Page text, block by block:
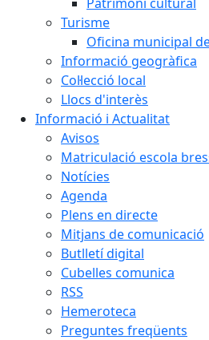
Turisme
Oficina municipal
Informació geogràfica
Col·lecció local
Llocs d'interès
Informació i Actualitat
Avisos
Matriculació escola
Notícies
Agenda
Plens en directe
Mitjans de comunicació
Butlletí digital
Cubelles comunica
RSS
Hemeroteca
Preguntes freqüents